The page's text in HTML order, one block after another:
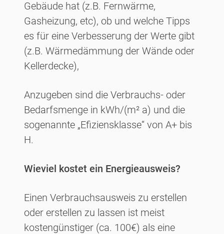
Gebäude hat (z.B. Fernwärme,
Gasheizung, etc), ob und welche Tipps
es für eine Verbesserung der Werte gibt
(z.B. Wärmedämmung der Wände oder
Kellerdecke),
Anzugeben sind die Verbrauchs- oder
Bedarfsmenge in kWh/(m² a) und die
sogenannte „Efiziensklasse“ von A+ bis
H.
Wieviel kostet ein Energieausweis?
Einen Verbrauchsausweis zu erstellen
oder erstellen zu lassen ist meist
kostengünstiger (ca. 100€) als eine